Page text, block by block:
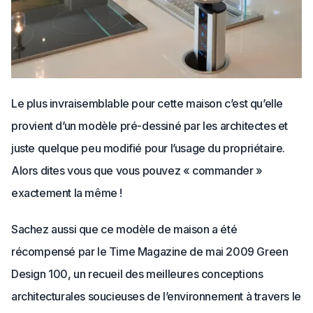
Le plus invraisemblable pour cette maison c’est qu’elle
provient d’un modèle pré-dessiné par les architectes et
juste quelque peu modifié pour l’usage du propriétaire.
Alors dites vous que vous pouvez « commander »
exactement la même !
Sachez aussi que ce modèle de maison a été
récompensé par le Time Magazine de mai 2009 Green
Design 100, un recueil des meilleures conceptions
architecturales soucieuses de l’environnement à travers le